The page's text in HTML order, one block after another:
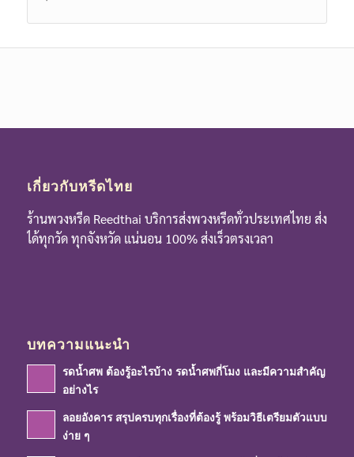
เกี่ยวกับหรีดไทย
ร้านพวงหรีด Reedthai บริการส่งพวงหรีดทั่วประเทศไทย ส่ง
ได้ทุกวัด ทุกจังหวัด แน่นอน 100% ส่งเร็วตรงเวลา
บทความแนะนำ
รดน้ำศพ ต้องรู้อะไรบ้าง รดน้ำศพกี่โมง และมีความสำคัญ
อย่างไร
ลอยอังคาร สรุปครบทุกเรื่องที่ต้องรู้ พร้อมวิธีเตรียมตัวแบบ
ง่าย ๆ